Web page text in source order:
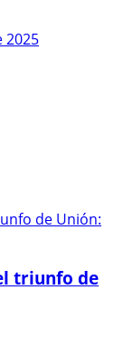
2025
triunfo de